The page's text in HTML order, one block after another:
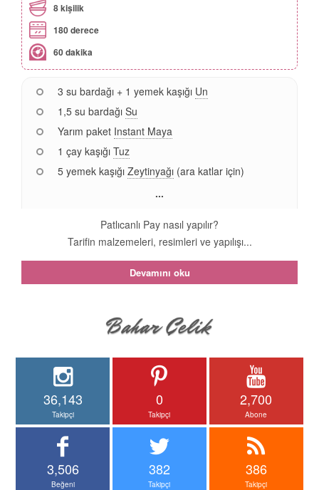
8 kişilik
180 derece
60 dakika
3 su bardağı + 1 yemek kaşığı Un
1,5 su bardağı Su
Yarım paket Instant Maya
1 çay kaşığı Tuz
5 yemek kaşığı Zeytinyağı (ara katlar için)
...
Patlıcanlı Pay nasıl yapılır?
Tarifin malzemeleri, resimleri ve yapılışı...
Devamını oku
36,143
Takipçi
0
Takipçi
2,700
Abone
3,506
Beğeni
382
Takipçi
386
Takipçi